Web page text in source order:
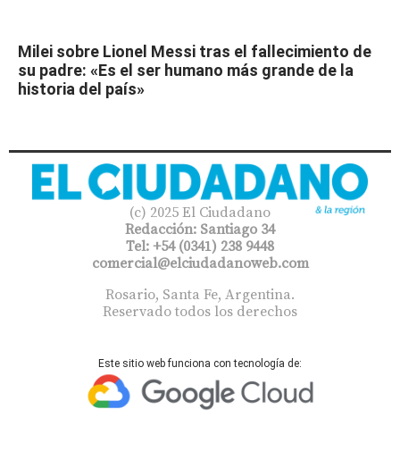
Milei sobre Lionel Messi tras el fallecimiento de
su padre: «Es el ser humano más grande de la
historia del país»
(c) 2025 El Ciudadano
Redacción: Santiago 34
Tel: +54 (0341) 238 9448
comercial@elciudadanoweb.com​
Rosario, Santa Fe, Argentina.
Reservado todos los derechos
Este sitio web funciona con tecnología de: